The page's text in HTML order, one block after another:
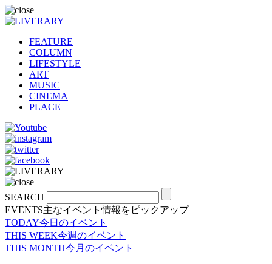
FEATURE
COLUMN
LIFESTYLE
ART
MUSIC
CINEMA
PLACE
SEARCH
EVENTS主なイベント情報をピックアップ
TODAY今日のイベント
THIS WEEK今週のイベント
THIS MONTH今月のイベント